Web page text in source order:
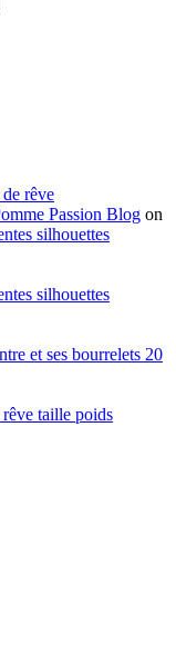
rêve
Passion Blog on
silhouettes
silhouettes
et ses bourrelets 20
taille poids